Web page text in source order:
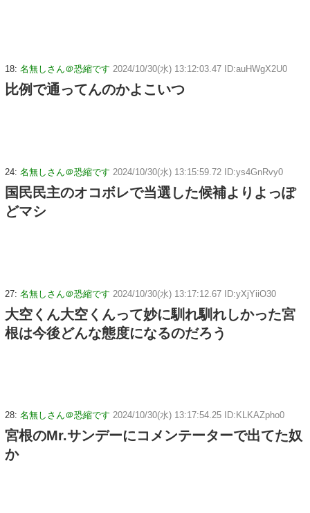
18: 名無しさん＠恐縮です 2024/10/30(水) 13:12:03.47 ID:auHWgX2U0
比例で通ってんのかよこいつ
24: 名無しさん＠恐縮です 2024/10/30(水) 13:15:59.72 ID:ys4GnRvy0
国民民主のオコボレで当選した候補よりよっぽ
どマシ
27: 名無しさん＠恐縮です 2024/10/30(水) 13:17:12.67 ID:yXjYiiO30
大空くん大空くんって妙に馴れ馴れしかった宮
根は今後どんな態度になるのだろう
28: 名無しさん＠恐縮です 2024/10/30(水) 13:17:54.25 ID:KLKAZpho0
宮根のMr.サンデーにコメンテーターで出てた奴
か